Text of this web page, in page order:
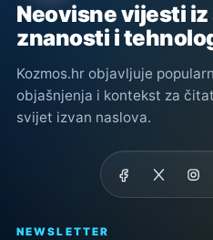
Neovisne vijesti
znanosti i
Kozmos.hr objavljuje
objašnjenja i kontekst za
svijet izvan naslova.
NEWSLETTER